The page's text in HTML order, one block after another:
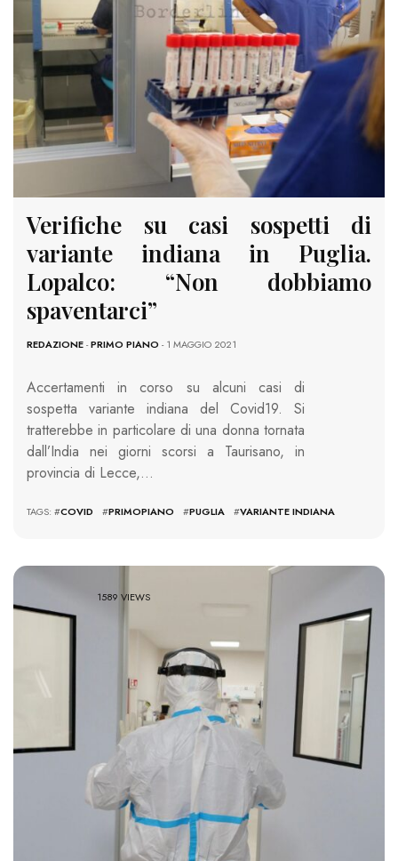
Verifiche su casi sospetti di
variante indiana in Puglia.
Lopalco: “Non dobbiamo
spaventarci”
REDAZIONE-PRIMO PIANO - 1 MAGGIO 2021
Accertamenti in corso su alcuni casi di
sospetta variante indiana del Covid19. Si
tratterebbe in particolare di una donna tornata
dall’India nei giorni scorsi a Taurisano, in
provincia di Lecce,…
TAGS: #COVID #PRIMOPIANO #PUGLIA #VARIANTE INDIANA
1589 VIEWS